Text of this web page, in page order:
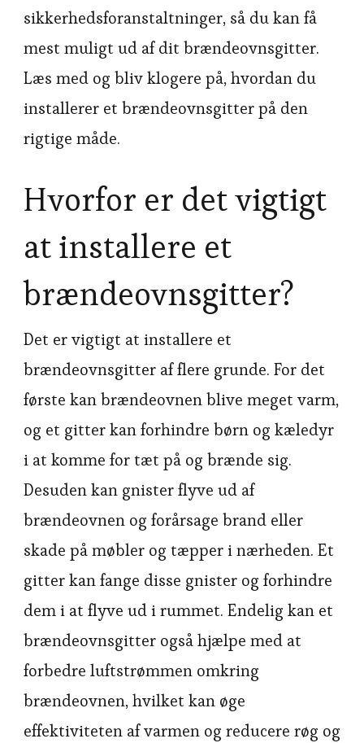
sikkerhedsforanstaltninger, så du kan få
mest muligt ud af dit brændeovnsgitter.
Læs med og bliv klogere på, hvordan du
installerer et brændeovnsgitter på den
rigtige måde.
Hvorfor er det vigtigt
at installere et
brændeovnsgitter?
Det er vigtigt at installere et
brændeovnsgitter af flere grunde. For det
første kan brændeovnen blive meget varm,
og et gitter kan forhindre børn og kæledyr
i at komme for tæt på og brænde sig.
Desuden kan gnister flyve ud af
brændeovnen og forårsage brand eller
skade på møbler og tæpper i nærheden. Et
gitter kan fange disse gnister og forhindre
dem i at flyve ud i rummet. Endelig kan et
brændeovnsgitter også hjælpe med at
forbedre luftstrømmen omkring
brændeovnen, hvilket kan øge
effektiviteten af varmen og reducere røg og